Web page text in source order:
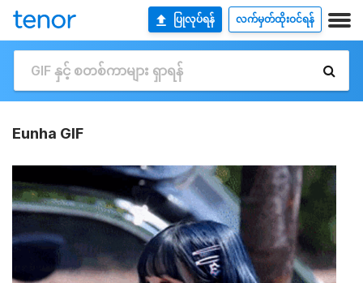
ပြုလုပ်ရန် လက်မှတ်ထိုးဝင်ရန်
Eunha GIF